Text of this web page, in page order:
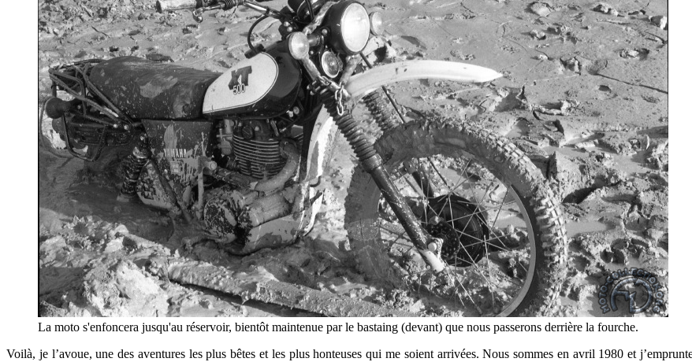
La moto s'enfoncera jusqu'au réservoir, bientôt maintenue par le bastaing (devant) que nous passerons derrière la fourche.
Voilà, je l’avoue, une des aventures les plus bêtes et les plus honteuses qui me soient arrivées. Nous sommes en avril 1980 et